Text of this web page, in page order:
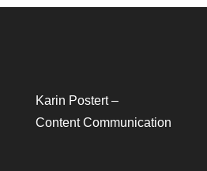
Karin Postert –
Content Communication